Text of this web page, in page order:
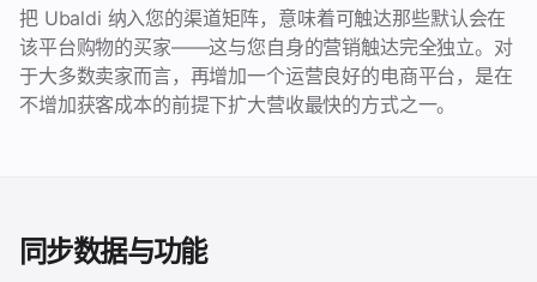
把 Ubaldi 纳入您的渠道矩阵，意味着可触达那些默认会在
该平台购物的买家——这与您自身的营销触达完全独立。对
于大多数卖家而言，再增加一个运营良好的电商平台，是在
不增加获客成本的前提下扩大营收最快的方式之一。
同步数据与功能